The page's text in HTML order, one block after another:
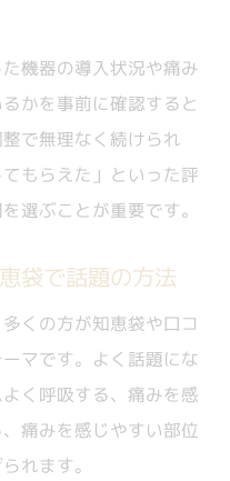
機器の導入状況や痛み
かを事前に確認すると
で無理なく続けられ
もらえた」といった評
選ぶことが重要です。
袋で話題の方法
くの方が知恵袋や口コ
マです。よく話題にな
く呼吸する、痛みを感
痛みを感じやすい部位
れます。